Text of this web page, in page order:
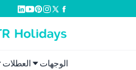
الوجهات العطلات